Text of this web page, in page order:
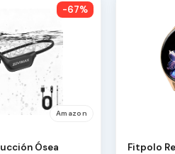
-67%
Amazon
Ósea
Fitpolo